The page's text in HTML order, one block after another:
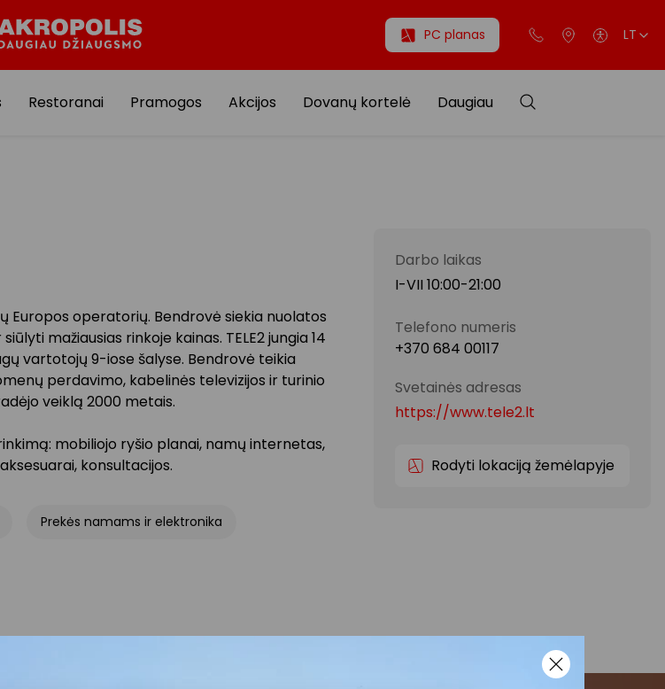
PC planas LT
Restoranai Pramogos Akcijos Dovanų kortelė Daugiau
Europos operatorių. Bendrovė siekia nuolatos
mažiausias rinkoje kainas. TELE2 jungia 14
vartotojų 9-iose šalyse. Bendrovė teikia
perdavimo, kabelinės televizijos ir turinio
veiklą 2000 metais.
mobiliojo ryšio planai, namų internetas,
konsultacijos.
Prekės namams ir elektronika
Darbo laikas
I-VII 10:00-21:00
Telefono numeris
+370 684 00117
Svetainės adresas
https://www.tele2.lt
Rodyti lokaciją žemėlapyje